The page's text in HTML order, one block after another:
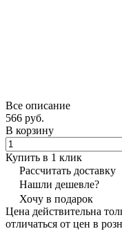
Все описание
566 руб.
В корзину
Купить в 1 клик
Рассчитать доставку
Нашли дешевле?
Хочу в подарок
Цена действительна
отличаться от цен в